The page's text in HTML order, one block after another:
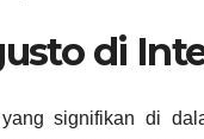
di
signifikan di